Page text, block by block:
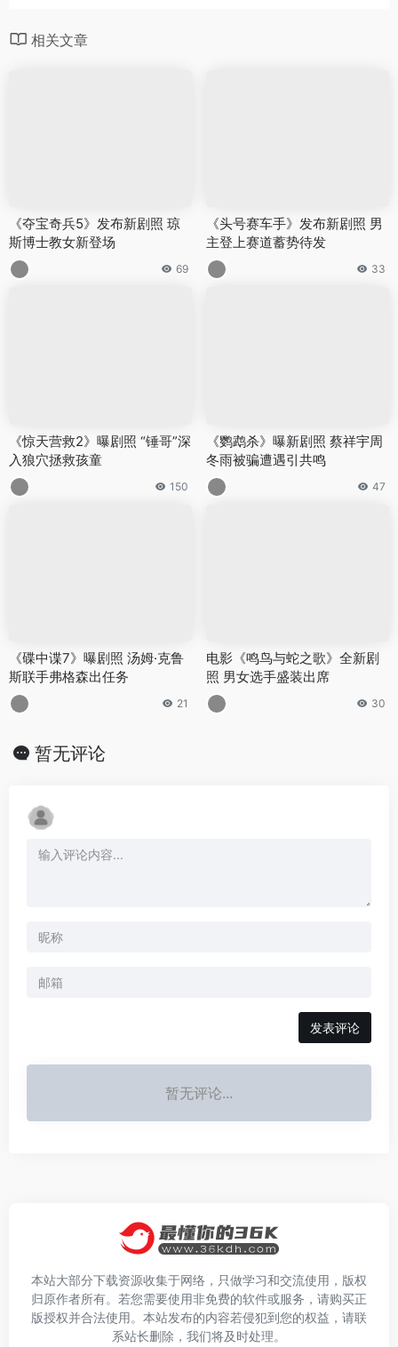
相关文章
《夺宝奇兵5》发布新剧照 琼
斯博士教女新登场
69
《头号赛车手》发布新剧照 男
主登上赛道蓄势待发
33
《惊天营救2》曝剧照 “锤哥”深
入狼穴拯救孩童
150
《鹦鹉杀》曝新剧照 蔡祥宇周
冬雨被骗遭遇引共鸣
47
《碟中谍7》曝剧照 汤姆·克鲁
斯联手弗格森出任务
21
电影《鸣鸟与蛇之歌》全新剧
照 男女选手盛装出席
30
暂无评论
发表评论
暂无评论...
本站大部分下载资源收集于网络，只做学习和交流使用，版权
归原作者所有。若您需要使用非免费的软件或服务，请购买正
版授权并合法使用。本站发布的内容若侵犯到您的权益，请联
系站长删除，我们将及时处理。